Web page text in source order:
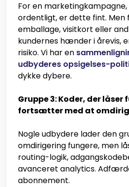
For en
ordentligt, er dette fint.
emballage, visitkort eller
kundernes hænder i årevis,
risiko. Vi har en
udbyderes opsigelses-
dykke dybere.
Gruppe 3: Koder, der
fortsætter med at
Nogle udbydere lader den
omdirigering fungere, men
routing-logik,
avanceret analytics.
abonnement.